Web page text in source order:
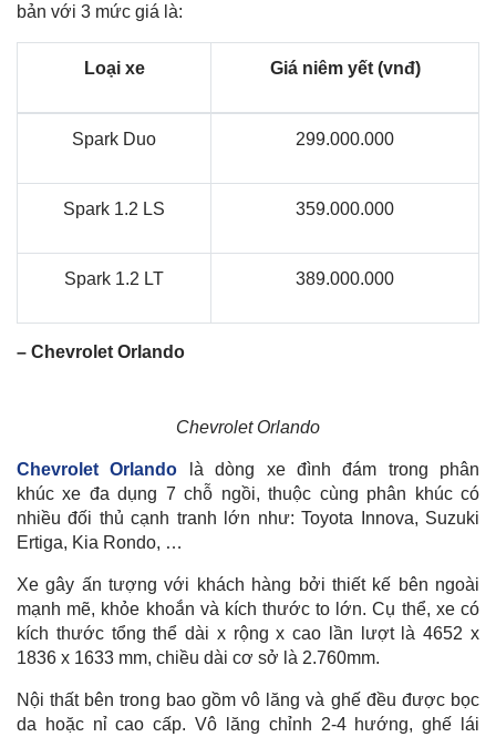
bản với 3 mức giá là:
Loại xe Giá niêm yết (vnđ)
Spark Duo 299.000.000
Spark 1.2 LS 359.000.000
Spark 1.2 LT 389.000.000
– Chevrolet Orlando
Chevrolet Orlando
Chevrolet Orlando là dòng xe đình đám trong phân
khúc xe đa dụng 7 chỗ ngồi, thuộc cùng phân khúc có
nhiều đối thủ cạnh tranh lớn như: Toyota Innova, Suzuki
Ertiga, Kia Rondo, …
Xe gây ấn tượng với khách hàng bởi thiết kế bên ngoài
mạnh mẽ, khỏe khoắn và kích thước to lớn. Cụ thể, xe có
kích thước tổng thể dài x rộng x cao lần lượt là 4652 x
1836 x 1633 mm, chiều dài cơ sở là 2.760mm.
Nội thất bên trong bao gồm vô lăng và ghế đều được bọc
da hoặc nỉ cao cấp. Vô lăng chỉnh 2-4 hướng, ghế lái